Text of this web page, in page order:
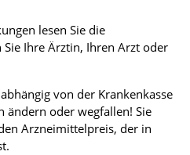
lesen Sie die
Sie Ihre Ärztin, Ihren Arzt oder
von der Krankenkasse
ändern oder wegfallen! Sie
Arzneimittelpreis, der in